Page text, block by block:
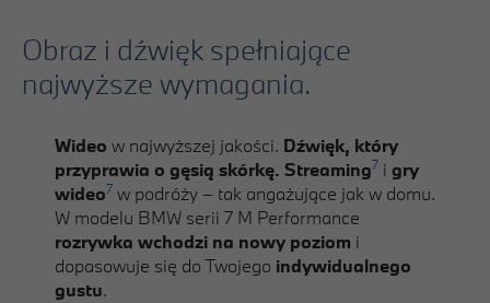
Obraz i dźwięk spełniające
najwyższe wymagania.
Wideo w najwyższej jakości. Dźwięk, który
przyprawia o gęsią skórkę. Streaming7 i gry
wideo7 w podróży – tak angażujące jak w domu.
W modelu BMW serii 7 M Performance
rozrywka wchodzi na nowy poziom i
dopasowuje się do Twojego indywidualnego
gustu.